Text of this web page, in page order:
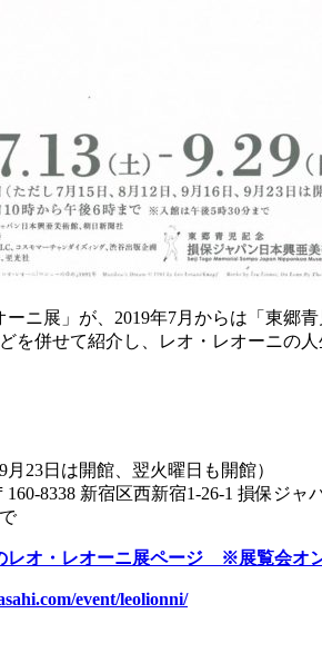
ニ展」が、2019年7月からは「東郷
併せて紹介し、レオ・レオーニの人
23日は開館、翌火曜日も開館）
8338 新宿区西新宿1-26-1 損保ジャ
オ・レオーニ展ページ ※展覧会オ
event/leolionni/